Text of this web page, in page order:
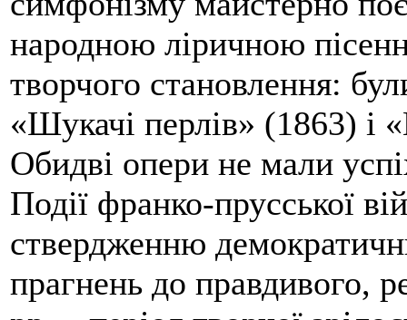
народною ліричною
творчого становлення:
«Шукачі перлів» (1863) і
Обидві опери не мали
Події франко-прусської
ствердженню
прагнень до правдивого,